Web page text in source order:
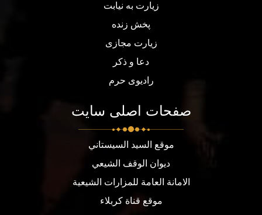
زیارت به نیابت
پخش زنده
زیارت مجازی
دعا و ذکر
رادیوی حرم
صفحات اصلی سایت
موقع السيد السيستاني
ديوان الوقف الشيعي
الامانة العامة للمزارات الشيعية
موقع قناة كربلاء